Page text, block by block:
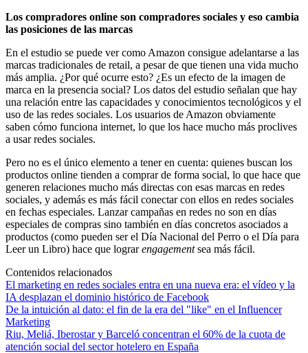
Los compradores online son compradores sociales y eso cambia
las posiciones de las marcas
En el estudio se puede ver como Amazon consigue adelantarse a las
marcas tradicionales de retail, a pesar de que tienen una vida mucho
más amplia. ¿Por qué ocurre esto? ¿Es un efecto de la imagen de
marca en la presencia social? Los datos del estudio señalan que hay
una relación entre las capacidades y conocimientos tecnológicos y el
uso de las redes sociales. Los usuarios de Amazon obviamente
saben cómo funciona internet, lo que los hace mucho más proclives
a usar redes sociales.
Pero no es el único elemento a tener en cuenta: quienes buscan los
productos online tienden a comprar de forma social, lo que hace que
generen relaciones mucho más directas con esas marcas en redes
sociales, y además es más fácil conectar con ellos en redes sociales
en fechas especiales. Lanzar campañas en redes no son en días
especiales de compras sino también en días concretos asociados a
productos (como pueden ser el Día Nacional del Perro o el Día para
Leer un Libro) hace que lograrengagementsea más fácil.
Contenidos relacionados
El marketing en redes sociales entra en una nueva era: el vídeo y la
IA desplazan el dominio histórico de Facebook
De la intuición al dato: el fin de la era del "like" en el Influencer
Marketing
Riu, Meliá, Iberostar y Barceló concentran el 60% de la cuota de
atención social del sector hotelero en España